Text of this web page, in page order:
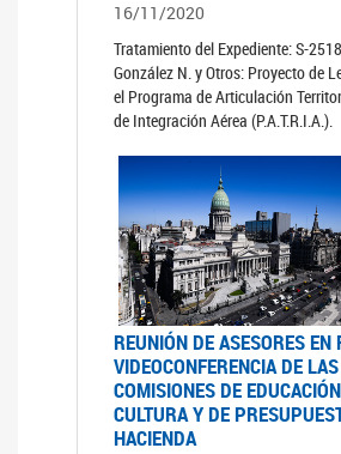
16/11/2020
Tratamiento del Expediente: S-
González N. y Otros: Proyecto de
el Programa de Articulación
de Integración Aérea (P.A.T.R.I.A.).
REUNIÓN DE ASESORES EN
VIDEOCONFERENCIA DE LAS
COMISIONES DE
CULTURA Y DE
HACIENDA